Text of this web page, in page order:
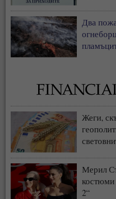
Два
Жеги,
Мерил
костюми
2“